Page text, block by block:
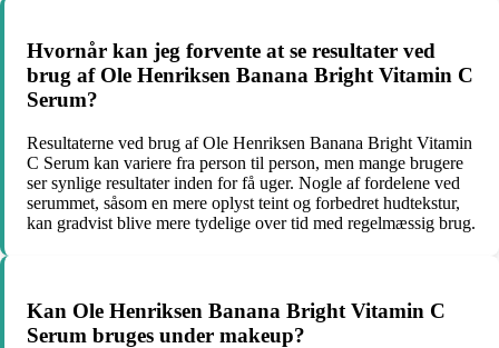
Hvornår kan jeg forvente at se resultater ved
brug af Ole Henriksen Banana Bright Vitamin C
Serum?
Resultaterne ved brug af Ole Henriksen Banana Bright Vitamin
C Serum kan variere fra person til person, men mange brugere
ser synlige resultater inden for få uger. Nogle af fordelene ved
serummet, såsom en mere oplyst teint og forbedret hudtekstur,
kan gradvist blive mere tydelige over tid med regelmæssig brug.
Kan Ole Henriksen Banana Bright Vitamin C
Serum bruges under makeup?